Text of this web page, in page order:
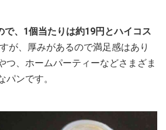
で、1個当たりは約19円とハイコス
が、厚みがあるので満足感はあり
つ、ホームパーティーなどさまざま
パンです。